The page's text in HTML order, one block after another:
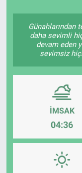
Günahlarından
daha sevimli
devam eden
sevimsiz
İMSAK
04:36